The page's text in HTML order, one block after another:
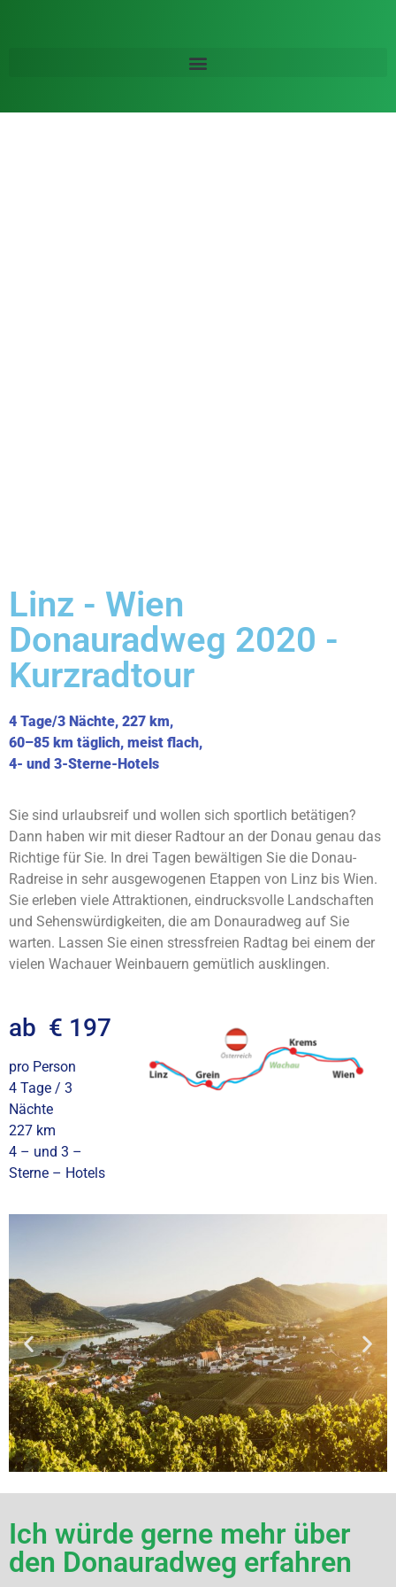
Linz - Wien
Donauradweg 2020 -
Kurzradtour
4 Tage/3 Nächte, 227 km,
60–85 km täglich, meist flach,
4- und 3-Sterne-Hotels
Sie sind urlaubsreif und wollen sich sportlich betätigen?
Dann haben wir mit dieser Radtour an der Donau genau das
Richtige für Sie. In drei Tagen bewältigen Sie die Donau-
Radreise in sehr ausgewogenen Etappen von Linz bis Wien.
Sie erleben viele Attraktionen, eindrucksvolle Landschaften
und Sehenswürdigkeiten, die am Donauradweg auf Sie
warten. Lassen Sie einen stressfreien Radtag bei einem der
vielen Wachauer Weinbauern gemütlich ausklingen.
ab € 197
pro Person
4 Tage / 3
Nächte
227 km
4 – und 3 –
Sterne – Hotels
Ich würde gerne mehr über
den Donauradweg erfahren